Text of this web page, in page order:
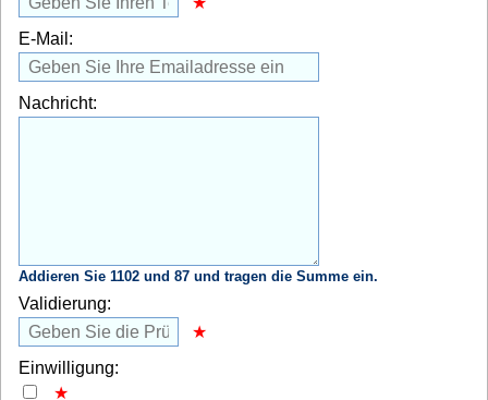
E-Mail:
Nachricht:
Addieren Sie 1102 und 87 und tragen die Summe ein.
Validierung:
Einwilligung: